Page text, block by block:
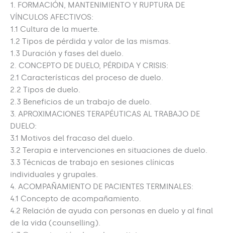
1. FORMACIÓN, MANTENIMIENTO Y RUPTURA DE
VÍNCULOS AFECTIVOS:
1.1 Cultura de la muerte.
1.2 Tipos de pérdida y valor de las mismas.
1.3 Duración y fases del duelo.
2. CONCEPTO DE DUELO, PÉRDIDA Y CRISIS:
2.1 Características del proceso de duelo.
2.2 Tipos de duelo.
2.3 Beneficios de un trabajo de duelo.
3. APROXIMACIONES TERAPÉUTICAS AL TRABAJO DE
DUELO:
3.1 Motivos del fracaso del duelo.
3.2 Terapia e intervenciones en situaciones de duelo.
3.3 Técnicas de trabajo en sesiones clínicas
individuales y grupales.
4. ACOMPAÑAMIENTO DE PACIENTES TERMINALES:
4.1 Concepto de acompañamiento.
4.2 Relación de ayuda con personas en duelo y al final
de la vida (counselling).